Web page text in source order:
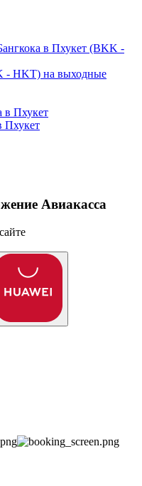
в Пхукет (BKK -
- HKT) на выходные
в Пхукет
Пхукет
Авиакасса